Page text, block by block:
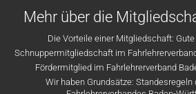
Mehr über die
Die Vorteile einer Mitgliedschaft:
Schnuppermitgliedschaft im
Fördermitglied im Fahrlehrerverband
Wir haben Grundsätze: Standesregeln